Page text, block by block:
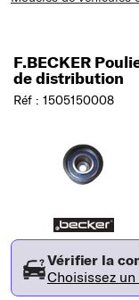
F.BECKER
de distribution
Réf : 1505150008
Vérifier la
Choisissez